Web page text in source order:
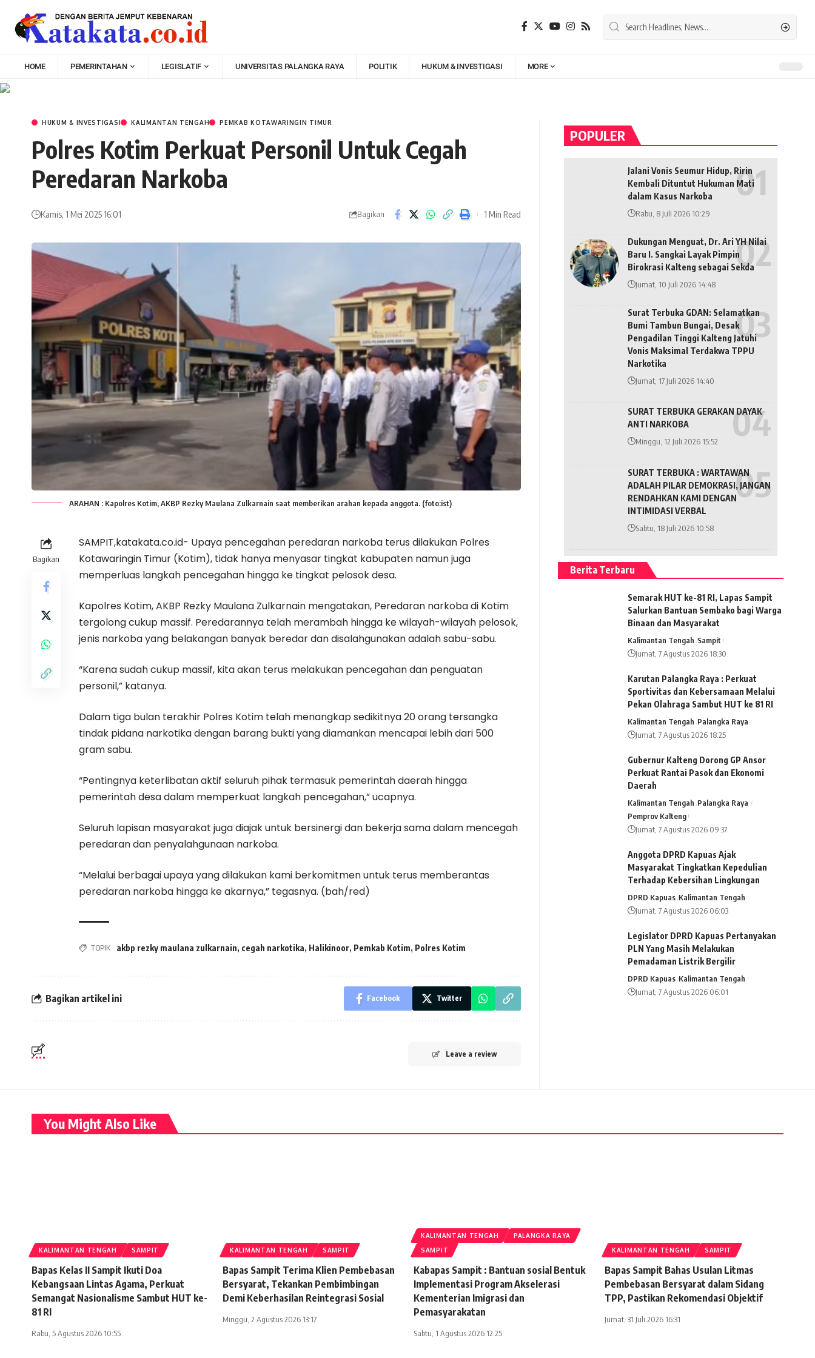
HOME PEMERINTAHAN LEGISLATIF UNIVERSITAS PALANGKA RAYA POLITIK HUKUM & INVESTIGASI MORE
HUKUM & INVESTIGASI KALIMANTAN TENGAH PEMKAB KOTAWARINGIN TIMUR
Polres Kotim Perkuat Personil Untuk Cegah
Peredaran Narkoba
Kamis, 1 Mei 2025 16:01 Bagikan 1 Min Read
ARAHAN : Kapolres Kotim, AKBP Rezky Maulana Zulkarnain saat memberikan arahan kepada anggota. (foto:ist)
Bagikan
SAMPIT,katakata.co.id- Upaya pencegahan peredaran narkoba terus dilakukan Polres
Kotawaringin Timur (Kotim), tidak hanya menyasar tingkat kabupaten namun juga
memperluas langkah pencegahan hingga ke tingkat pelosok desa.
Kapolres Kotim, AKBP Rezky Maulana Zulkarnain mengatakan, Peredaran narkoba di Kotim
tergolong cukup massif. Peredarannya telah merambah hingga ke wilayah-wilayah pelosok,
jenis narkoba yang belakangan banyak beredar dan disalahgunakan adalah sabu-sabu.
“Karena sudah cukup massif, kita akan terus melakukan pencegahan dan penguatan
personil,” katanya.
Dalam tiga bulan terakhir Polres Kotim telah menangkap sedikitnya 20 orang tersangka
tindak pidana narkotika dengan barang bukti yang diamankan mencapai lebih dari 500
gram sabu.
“Pentingnya keterlibatan aktif seluruh pihak termasuk pemerintah daerah hingga
pemerintah desa dalam memperkuat langkah pencegahan,” ucapnya.
Seluruh lapisan masyarakat juga diajak untuk bersinergi dan bekerja sama dalam mencegah
peredaran dan penyalahgunaan narkoba.
“Melalui berbagai upaya yang dilakukan kami berkomitmen untuk terus memberantas
peredaran narkoba hingga ke akarnya,” tegasnya. (bah/red)
TOPIK akbp rezky maulana zulkarnain, cegah narkotika, Halikinoor, Pemkab Kotim, Polres Kotim
Bagikan artikel ini Facebook Twitter
Leave a review
POPULER
Jalani Vonis Seumur Hidup, Ririn
Kembali Dituntut Hukuman Mati
dalam Kasus Narkoba
Rabu, 8 Juli 2026 10:29
Dukungan Menguat, Dr. Ari YH Nilai
Baru I. Sangkai Layak Pimpin
Birokrasi Kalteng sebagai Sekda
Jumat, 10 Juli 2026 14:48
Surat Terbuka GDAN: Selamatkan
Bumi Tambun Bungai, Desak
Pengadilan Tinggi Kalteng Jatuhi
Vonis Maksimal Terdakwa TPPU
Narkotika
Jumat, 17 Juli 2026 14:40
SURAT TERBUKA GERAKAN DAYAK
ANTI NARKOBA
Minggu, 12 Juli 2026 15:52
SURAT TERBUKA : WARTAWAN
ADALAH PILAR DEMOKRASI, JANGAN
RENDAHKAN KAMI DENGAN
INTIMIDASI VERBAL
Sabtu, 18 Juli 2026 10:58
Berita Terbaru
Semarak HUT ke-81 RI, Lapas Sampit
Salurkan Bantuan Sembako bagi Warga
Binaan dan Masyarakat
Kalimantan Tengah Sampit
Jumat, 7 Agustus 2026 18:30
Karutan Palangka Raya : Perkuat
Sportivitas dan Kebersamaan Melalui
Pekan Olahraga Sambut HUT ke 81 RI
Kalimantan Tengah Palangka Raya
Jumat, 7 Agustus 2026 18:25
Gubernur Kalteng Dorong GP Ansor
Perkuat Rantai Pasok dan Ekonomi
Daerah
Kalimantan Tengah Palangka Raya
Pemprov Kalteng
Jumat, 7 Agustus 2026 09:37
Anggota DPRD Kapuas Ajak
Masyarakat Tingkatkan Kepedulian
Terhadap Kebersihan Lingkungan
DPRD Kapuas Kalimantan Tengah
Jumat, 7 Agustus 2026 06:03
Legislator DPRD Kapuas Pertanyakan
PLN Yang Masih Melakukan
Pemadaman Listrik Bergilir
DPRD Kapuas Kalimantan Tengah
Jumat, 7 Agustus 2026 06:01
You Might Also Like
KALIMANTAN TENGAH SAMPIT
Bapas Kelas II Sampit Ikuti Doa
Kebangsaan Lintas Agama, Perkuat
Semangat Nasionalisme Sambut HUT ke-
81 RI
Rabu, 5 Agustus 2026 10:55
KALIMANTAN TENGAH SAMPIT
Bapas Sampit Terima Klien Pembebasan
Bersyarat, Tekankan Pembimbingan
Demi Keberhasilan Reintegrasi Sosial
Minggu, 2 Agustus 2026 13:17
KALIMANTAN TENGAH
PALANGKA RAYA
SAMPIT
Kabapas Sampit : Bantuan sosial Bentuk
Implementasi Program Akselerasi
Kementerian Imigrasi dan
Pemasyarakatan
Sabtu, 1 Agustus 2026 12:25
KALIMANTAN TENGAH SAMPIT
Bapas Sampit Bahas Usulan Litmas
Pembebasan Bersyarat dalam Sidang
TPP, Pastikan Rekomendasi Objektif
Jumat, 31 Juli 2026 16:31